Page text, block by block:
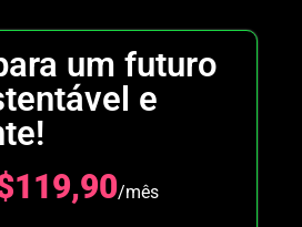
um futuro
e
/mês